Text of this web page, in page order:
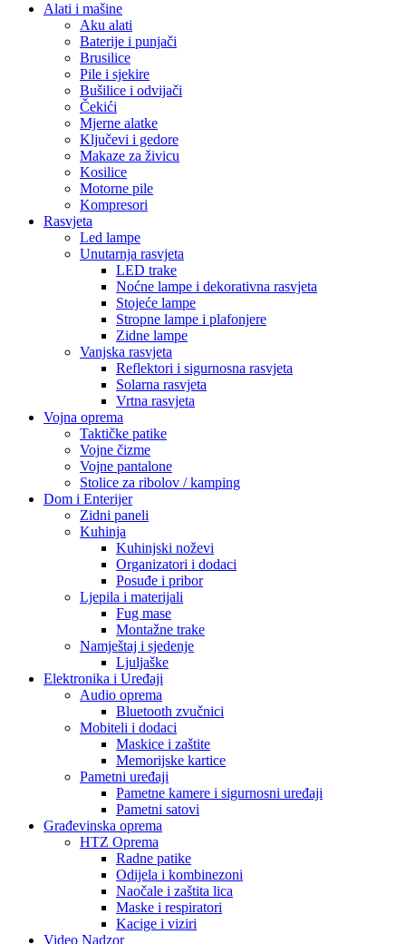
Alati i mašine
Aku alati
Baterije i punjači
Brusilice
Pile i sjekire
Bušilice i odvijači
Čekići
Mjerne alatke
Ključevi i gedore
Makaze za živicu
Kosilice
Motorne pile
Kompresori
Rasvjeta
Led lampe
Unutarnja rasvjeta
LED trake
Noćne lampe i dekorativna rasvjeta
Stojeće lampe
Stropne lampe i plafonjere
Zidne lampe
Vanjska rasvjeta
Reflektori i sigurnosna rasvjeta
Solarna rasvjeta
Vrtna rasvjeta
Vojna oprema
Taktičke patike
Vojne čizme
Vojne pantalone
Stolice za ribolov / kamping
Dom i Enterijer
Zidni paneli
Kuhinja
Kuhinjski noževi
Organizatori i dodaci
Posuđe i pribor
Ljepila i materijali
Fug mase
Montažne trake
Namještaj i sjedenje
Ljuljaške
Elektronika i Uređaji
Audio oprema
Bluetooth zvučnici
Mobiteli i dodaci
Maskice i zaštite
Memorijske kartice
Pametni uređaji
Pametne kamere i sigurnosni uređaji
Pametni satovi
Građevinska oprema
HTZ Oprema
Radne patike
Odijela i kombinezoni
Naočale i zaštita lica
Maske i respiratori
Kacige i viziri
Video Nadzor